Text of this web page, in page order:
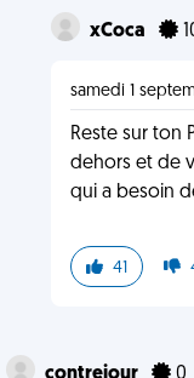
xCoca
samedi 1
Reste sur ton
dehors et de
qui a besoin
41